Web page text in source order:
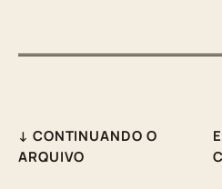
↓ CONTINUANDO O
ARQUIVO